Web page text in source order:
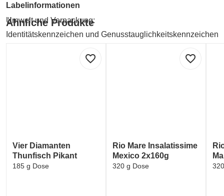
Labelinformationen
Umwelt und Verpackung:
Identitätskennzeichen und Genusstauglichkeitskennzeichen
Umwelt und Verpackung:
Ähnliche Produkte
favorite_border
Vier Diamanten
Thunfisch Pikant
185 g Dose
favorite_border
Rio Mare Insalatissime
Mexico 2x160g
320 g Dose